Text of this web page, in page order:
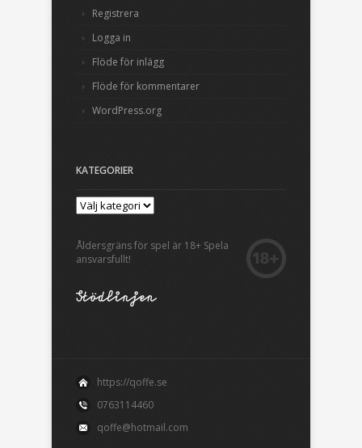
Registrera
Logga in
Flöde för inlägg
Flöde för kommentarer
WordPress.org
KATEGORIER
Åldersgräns för spel är 18+ Spela
ansvarsfullt!
https://qoffe.se
0763114460
qoffe@hotmail.com